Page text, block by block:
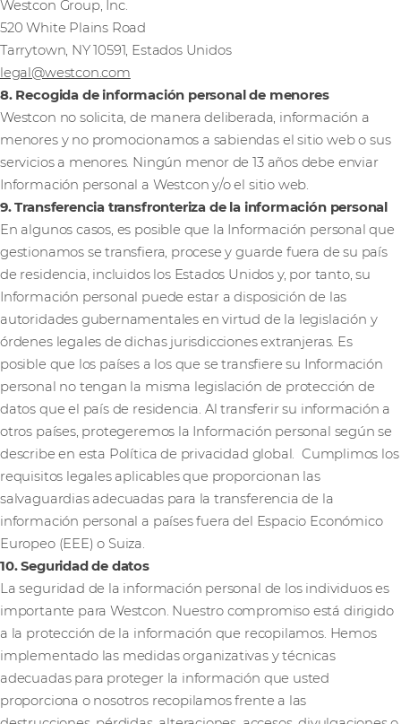
Westcon Group, Inc.
520 White Plains Road
Tarrytown, NY 10591, Estados Unidos
legal@westcon.com
8. Recogida de información personal de menores
Westcon no solicita, de manera deliberada, información a
menores y no promocionamos a sabiendas el sitio web o sus
servicios a menores. Ningún menor de 13 años debe enviar
Información personal a Westcon y/o el sitio web.
9. Transferencia transfronteriza de la información personal
En algunos casos, es posible que la Información personal que
gestionamos se transfiera, procese y guarde fuera de su país
de residencia, incluidos los Estados Unidos y, por tanto, su
Información personal puede estar a disposición de las
autoridades gubernamentales en virtud de la legislación y
órdenes legales de dichas jurisdicciones extranjeras. Es
posible que los países a los que se transfiere su Información
personal no tengan la misma legislación de protección de
datos que el país de residencia. Al transferir su información a
otros países, protegeremos la Información personal según se
describe en esta Política de privacidad global. Cumplimos los
requisitos legales aplicables que proporcionan las
salvaguardias adecuadas para la transferencia de la
información personal a países fuera del Espacio Económico
Europeo (EEE) o Suiza.
10. Seguridad de datos
La seguridad de la información personal de los individuos es
importante para Westcon. Nuestro compromiso está dirigido
a la protección de la información que recopilamos. Hemos
implementado las medidas organizativas y técnicas
adecuadas para proteger la información que usted
proporciona o nosotros recopilamos frente a las